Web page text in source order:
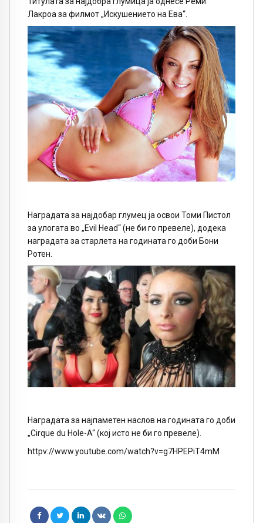
Лакроа за филмот „Искушението на Ева“.
Наградата за најдобар глумец ја освои Томи Пистол
за улогата во „Evil Head“ (не би го превеле), додека
наградата за старлета на годината го доби Бони
Ротен.
Наградата за најпаметен наслов на годината го доби
„Cirque du Hole-A“ (кој исто не би го превеле).
httpv://www.youtube.com/watch?v=g7HPEPiT4mM